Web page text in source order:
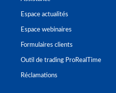
Espace actualités
Espace webinaires
Formulaires clients
Outil de trading ProRealTime
Réclamations